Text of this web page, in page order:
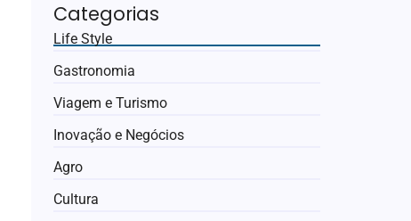
Categorias
Life Style
Gastronomia
Viagem e Turismo
Inovação e Negócios
Agro
Cultura